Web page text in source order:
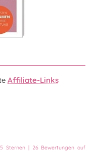
Affiliate-Links
5 Sternen | 26Bewertungen auf